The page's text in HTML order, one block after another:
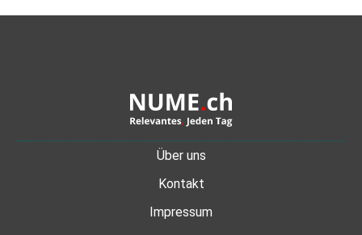
Über uns
Kontakt
Impressum